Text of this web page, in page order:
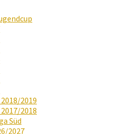
2019
2018
Süd
2027